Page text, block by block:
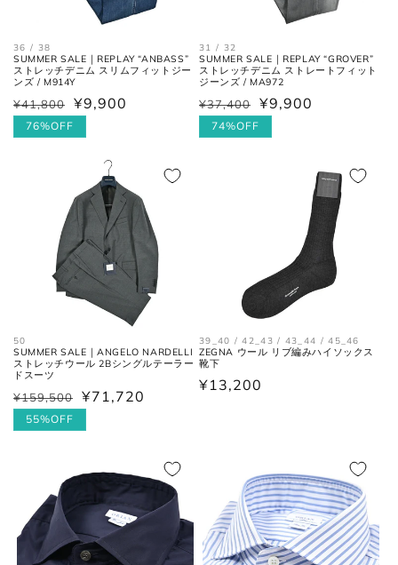
36 / 38
SUMMER SALE｜REPLAY “ANBASS”
ストレッチデニム スリムフィットジー
ンズ / M914Y
通
常
¥41,800
セ
ー
¥9,900
76%OFF
31 / 32
SUMMER SALE｜REPLAY “GROVER”
ストレッチデニム ストレートフィット
ジーンズ / MA972
通
常
¥37,400
セ
ー
¥9,900
74%OFF
50
SUMMER SALE｜ANGELO NARDELLI
ストレッチウール 2Bシングルテーラー
ドスーツ
通
常
¥159,500
セ
ー
¥71,720
55%OFF
39_40 / 42_43 / 43_44 / 45_46
ZEGNA ウール リブ編みハイソックス
靴下
通
¥13,200
高さ
さ。
お直しについては
のページでご確認